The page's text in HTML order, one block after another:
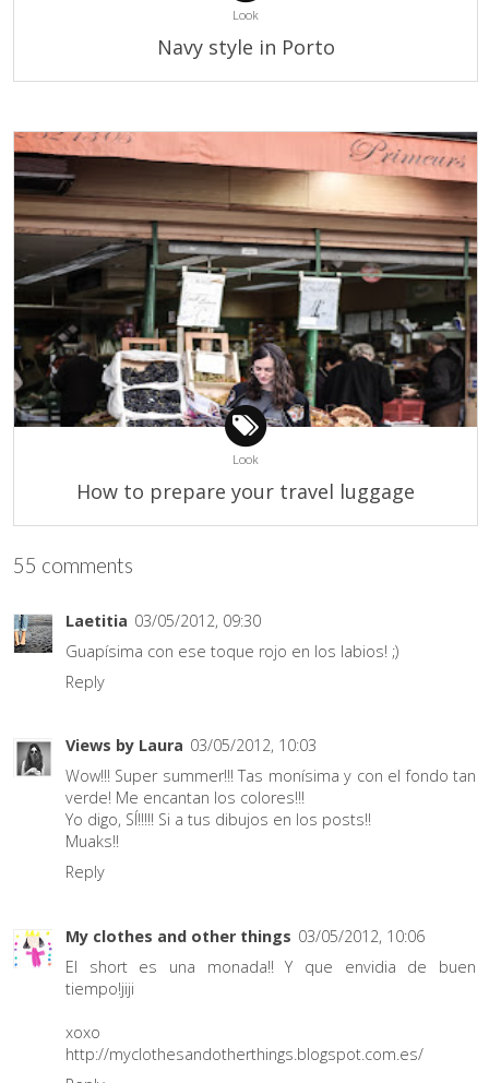
Look
Navy style in Porto
Look
How to prepare your travel luggage
55 comments
Laetitia 03/05/2012, 09:30
Guapísima con ese toque rojo en los labios! ;)
Reply
Views by Laura 03/05/2012, 10:03
Wow!!! Super summer!!! Tas monísima y con el fondo tan
verde! Me encantan los colores!!!
Yo digo, SÍ!!!!! Si a tus dibujos en los posts!!
Muaks!!
Reply
My clothes and other things 03/05/2012, 10:06
El short es una monada!! Y que envidia de buen
tiempo!jiji
xoxo
http://myclothesandotherthings.blogspot.com.es/